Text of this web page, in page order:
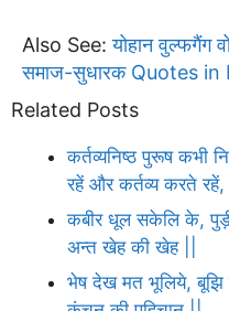
Also See:योहान वुल्फगैंग
समाज-सुधारक Quotes in
Related Posts
कर्तव्यनिष्ठ पुरूष कभी
रहें और कर्तव्य करते रहें,
कबीर धूल सकेलि के,
अन्त खेह की खेह ||
भेष देख मत भूलिये, बूझि